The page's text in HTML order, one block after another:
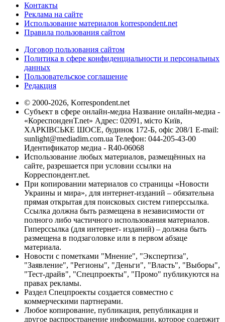
Контакты
Реклама на сайте
Использование материалов korrespondent.net
Правила пользования сайтом
Договор пользования сайтом
Политика в сфере конфиденциальности и персональных
данных
Пользовательское соглашение
Редакция
© 2000-2026, Korrespondent.net
Субъект в сфере онлайн-медиа Название онлайн-медиа -
«КореспонденТ.net» Адрес: 02091, місто Київ,
ХАРКІВСЬКЕ ШОСЕ, будинок 172-Б, офіс 208/1 E-mail:
sunlight@mediadim.com.ua Телефон: 044-205-43-00
Идентификатор медиа - R40-06068
Использование любых материалов, размещённых на
сайте, разрешается при условии ссылки на
Корреспондент.net.
При копировании материалов со страницы «Новости
Украины и мира», для интернет-изданий – обязательна
прямая открытая для поисковых систем гиперссылка.
Ссылка должна быть размещена в независимости от
полного либо частичного использования материалов.
Гиперссылка (для интернет- изданий) – должна быть
размещена в подзаголовке или в первом абзаце
материала.
Новости с пометками "Мнение", "Экспертиза",
"Заявление", "Регионы", "Деньги", "Власть", "Выборы",
"Тест-драйв", "Спецпроекты", "Промо" публикуются на
правах рекламы.
Раздел Спецпроекты создается совместно с
коммерческими партнерами.
Любое копирование, публикация, републикация и
другое распространение информации, которое содержит